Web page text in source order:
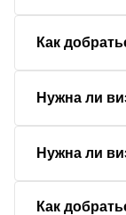
Как
Нужна ли
Нужна ли
Как